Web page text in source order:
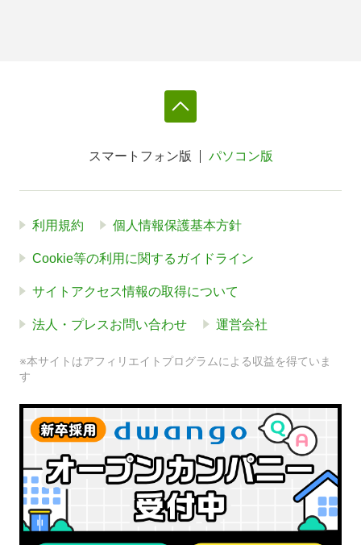
スマートフォン版 パソコン版
利用規約 個人情報保護基本方針
Cookie等の利用に関するガイドライン
サイトアクセス情報の取得について
法人・プレスお問い合わせ 運営会社
※本サイトはアフィリエイトプログラムによる収益を得ていま
す